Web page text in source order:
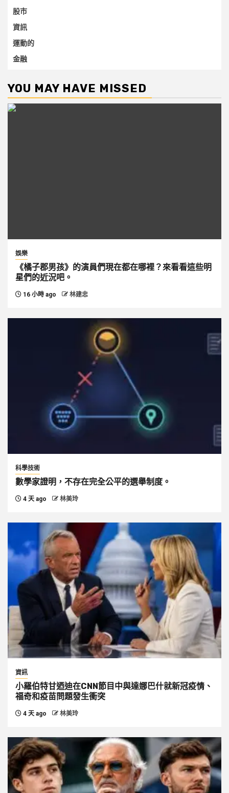
股市
資訊
運動的
金融
YOU MAY HAVE MISSED
娛樂
《橘子郡男孩》的演員們現在都在哪裡？來看看這些明
星們的近況吧。
16 小時 ago 林建忠
科學技術
數學家證明，不存在完全公平的選舉制度。
4 天 ago 林美玲
資訊
小羅伯特甘迺迪在CNN節目中與達娜巴什就新冠疫情、
福奇和疫苗問題發生衝突
4 天 ago 林美玲